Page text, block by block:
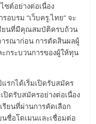
ซต์อย่างต่อเนื่อง
อบรม “เว็บครู.ไทย” จะ
ยนที่มีคุณสมบัติครบถ้วน
รณาก่อน การตัดสินผลผู้
กระบวนการของผู้ให้ทุน
รกได้เริ่มเปิดรับสมัคร
ปิดรับสมัครอย่างต่อเนื่อง
รียนที่ผ่านการคัดเลือก
ชื่อโดเมนและเชื่อมต่อ